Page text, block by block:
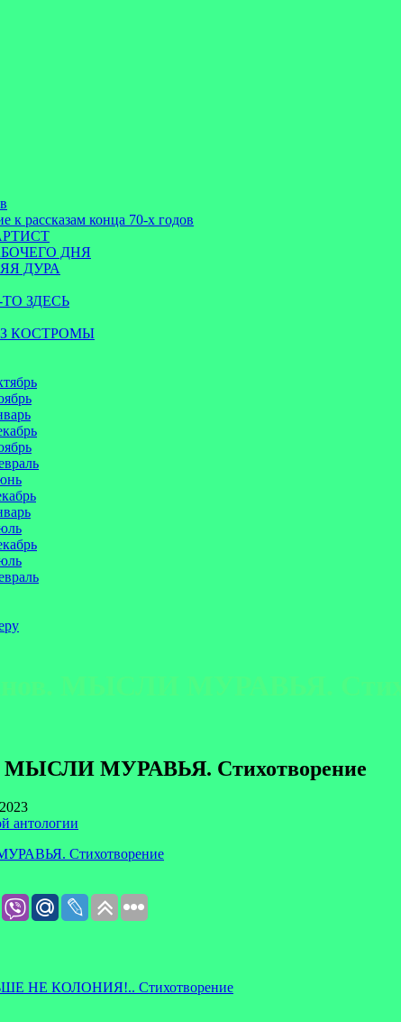
к рассказам конца 70-х годов
ДНЯ
ДУРА
ЗДЕСЬ
КОСТРОМЫ
МЫСЛИ МУРАВЬЯ. Стихотворение
антологии
Стихотворение
НЕ КОЛОНИЯ!.. Стихотворение